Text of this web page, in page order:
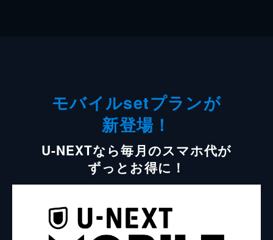
モバイルsetプランが
新登場！
U-NEXTなら毎月のスマホ代が
ずっとお得に！